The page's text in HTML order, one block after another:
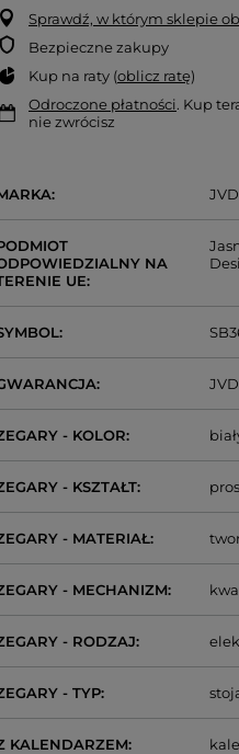
Sprawdź, w którym sklepie
Bezpieczne zakupy
Kup na raty (oblicz ratę)
Odroczone płatności. Kup
nie zwrócisz
JVD
NA
UE
- KOLOR
- KSZTAŁT
- MATERIAŁ
- MECHANIZM
- RODZAJ
- TYP
KALENDARZEM